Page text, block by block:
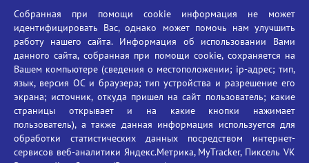
Противодействие угрозам информационной безопасности
Социальные ролики - Генеральная прокуратура РФ
Противодействие коррупции
БГУ против наркотиков
Брянский государственный университет
имени академика И.Г. Петровского
Время работы: пн-пт 09:00-18:00
Собранная при помощи cookie информация не может
идентифицировать Вас, однако может помочь нам улучшить
работу нашего сайта. Информация об использовании Вами
данного сайта, собранная при помощи cookie, сохраняется на
Вашем компьютере (сведения о местоположении; ip-адрес; тип,
язык, версия ОС и браузера; тип устройства и разрешение его
экрана; источник, откуда пришел на сайт пользователь; какие
страницы открывает и на какие кнопки нажимает
пользователь), а также данная информация используется для
обработки статистических данных посредством интернет-
сервисов веб-аналитики Яндекс.Метрика, MyTracker, Пиксель VK